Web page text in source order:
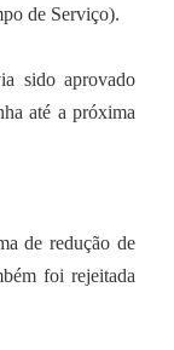
de Serviço).
sido aprovado
até a próxima
de redução de
foi rejeitada